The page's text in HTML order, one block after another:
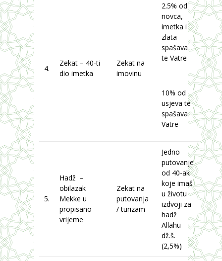
4.
Zekat – 40-ti
dio imetka
Zekat na
imovinu
2.5% od
novca,
imetka i
zlata
spašava
te Vatre
10% od
usjeva te
spašava
Vatre
5.
Hadž –
obilazak
Mekke u
propisano
vrijeme
Zekat na
putovanja
/ turizam
Jedno
putovanje
od 40-ak
koje imaš
u životu
izdvoji za
hadž
Allahu
dž.š.
(2,5%)